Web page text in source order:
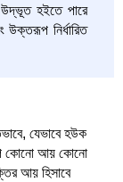
উদ্ভূত হইতে পারে
উক্তরূপ নির্ধারিত
যেভাবে হউক
কোনো আয় কোনো
আয় হিসাবে